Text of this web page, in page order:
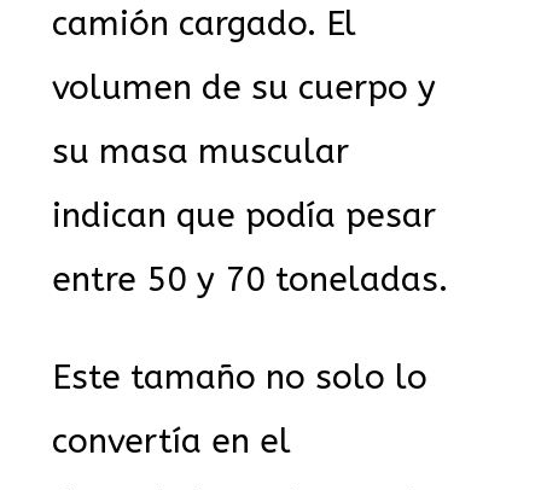
camión cargado. El
volumen de su cuerpo y
su masa muscular
indican que podía pesar
entre 50 y 70 toneladas.
Este tamaño no solo lo
convertía en el